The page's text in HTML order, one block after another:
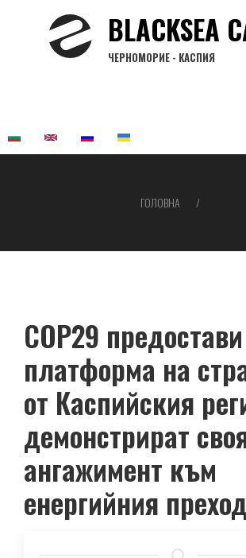
BLACKSEA
ЧЕРНОМОРИЕ - КАСПИЯ
навіґації
ГОЛОВНА
COP29 предостави
платформа на
от Каспийския
демонстрират
ангажимент към
енергийния преход